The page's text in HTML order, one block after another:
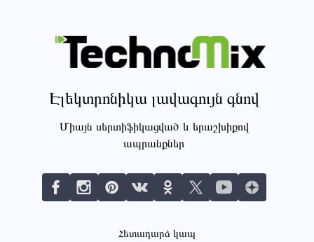
Էլեկտրոնիկա լավագույն գնով
Միայն սերտիֆիկացված և երաշխիքով
ապրանքներ
Հետադարձ կապ